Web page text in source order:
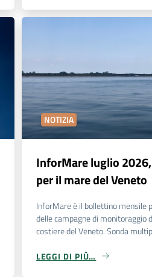
NOTIZIA
InforMare luglio
per il mare del Veneto
InforMare è il bollettino mensile
delle campagne di monitoraggio
costiere del Veneto. Sonda
LEGGI DI PIÙ…